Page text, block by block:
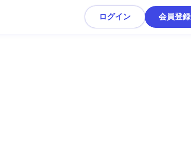
ログイン 会員登録